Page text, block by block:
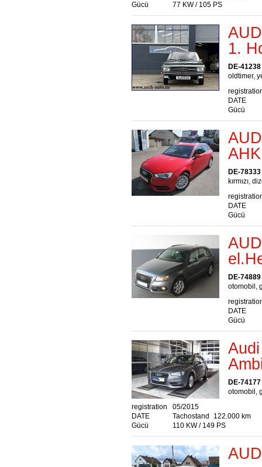
Gücü
77 KW / 105 PS
1.
DE-
oldtimer,
DATE
Gücü
DE-
kırmızı,
DATE
Gücü
DE-
otomobil,
DATE
Gücü
DE-
otomobil,
registration
DATE
05/2015
Tachostand
122.000 km
Gücü
110 KW / 149 PS